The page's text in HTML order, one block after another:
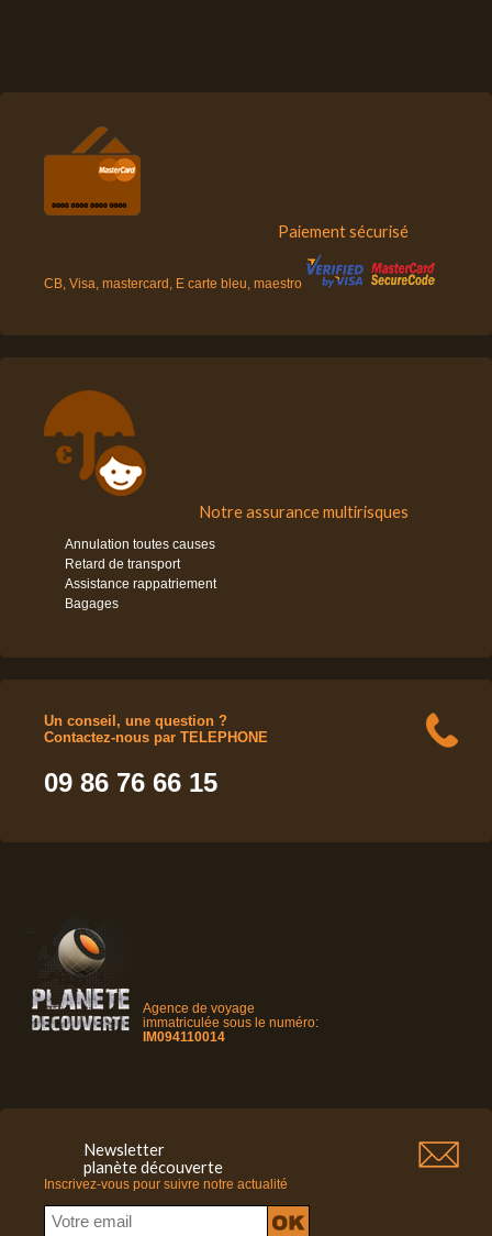
Paiement sécurisé
CB, Visa, mastercard, E carte bleu, maestro
Notre assurance multirisques
Annulation toutes causes
Retard de transport
Assistance rappatriement
Bagages
Un conseil, une question ?
Contactez-nous par TELEPHONE
09 86 76 66 15
Agence de voyage
immatriculée sous le numéro:
IM094110014
Newsletter
planète découverte
Inscrivez-vous pour suivre notre actualité